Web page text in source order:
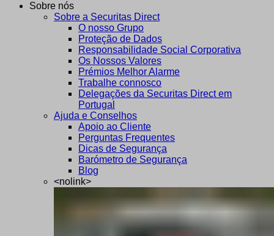
Sobre nós
Sobre a Securitas Direct
O nosso Grupo
Proteção de Dados
Responsabilidade Social Corporativa
Os Nossos Valores
Prémios Melhor Alarme
Trabalhe connosco
Delegações da Securitas Direct em
Portugal
Ajuda e Conselhos
Apoio ao Cliente
Perguntas Frequentes
Dicas de Segurança
Barómetro de Segurança
Blog
<nolink>